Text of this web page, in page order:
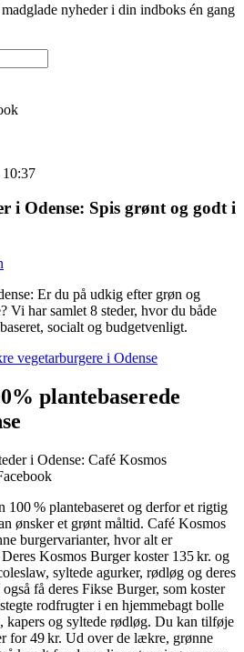
nyheder i din indboks én gang
i Odense: Spis grønt og godt i
Er du på udkig efter grøn og
Vi har samlet 8 steder, hvor du både
socialt og budgetvenligt.
vegetarburgere i Odense
plantebaserede
100 % plantebaseret og derfor et rigtig
ønsker et grønt måltid. Café Kosmos
burgervarianter, hvor alt er
Kosmos Burger koster 135 kr. og
syltede agurker, rødløg og deres
få deres Fikse Burger, som koster
rodfrugter i en hjemmebagt bolle
kapers og syltede rødløg. Du kan tilføje
for 49 kr. Ud over de lækre, grønne